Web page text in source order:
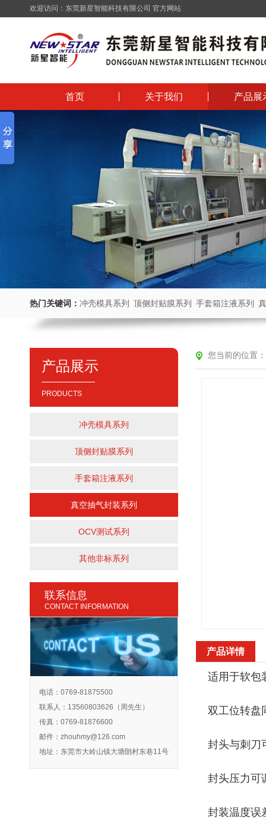
欢迎访问： 东莞新星智能科技有限公司 官方网站
首页 关于我们 产品展
热门关键词： 冲壳模具系列 顶侧封贴膜系列 手套箱注液系列
产品展示
PRODUCTS
冲壳模具系列
顶侧封贴膜系列
手套箱注液系列
真空抽气封装系列
OCV测试系列
其他非标系列
联系信息
CONTACT INFORMATION
电话：0769-81875500
联系人：13560803626（周先生）
传真：0769-81876600
邮件： zhouhmy@126.com
地址：东莞市大岭山镇大塘朗村东巷11号
您当前的位置：
产品详情
适用于软包
双工位转盘
封头与刺刀
封头压力可
封装温度误